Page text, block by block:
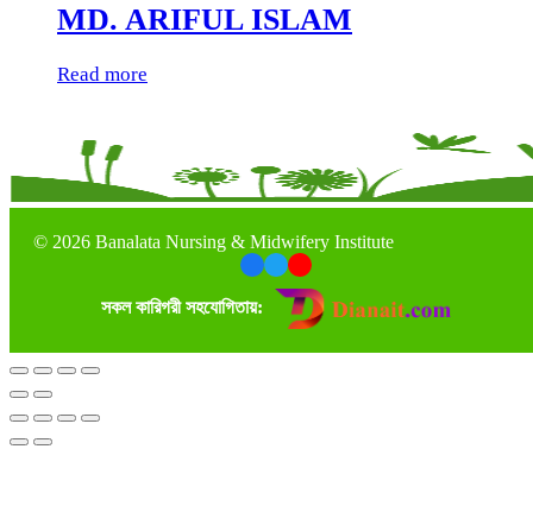
MD. ARIFUL ISLAM
Read more
© 2026 Banalata Nursing & Midwifery Institute
সকল কারিগরী সহযোগিতায়: